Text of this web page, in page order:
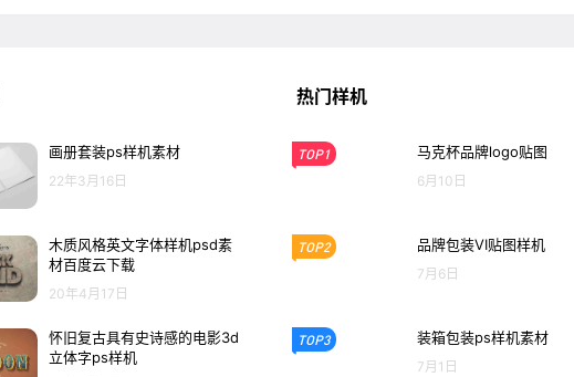
画册套装ps样机素材
22年3月16日
木质风格英文字体样机psd素
材百度云下载
20年4月17日
怀旧复古具有史诗感的电影3d
立体字ps样机
热门样机
TOP1 马克杯品牌logo贴图
6月10日
TOP2 品牌包装VI贴图样机
7月6日
TOP3 装箱包装ps样机素材
7月1日